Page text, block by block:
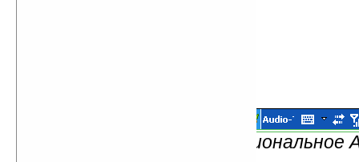
Рис. 5 — Более функциональное